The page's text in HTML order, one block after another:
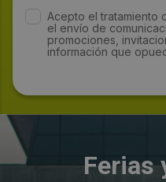
Acepto el tratamiento
el envío de
promociones,
información que
Ferias